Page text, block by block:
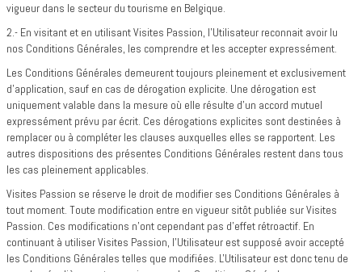
vigueur dans le secteur du tourisme en Belgique.
2.- En visitant et en utilisant Visites Passion, l’Utilisateur reconnait avoir lu
nos Conditions Générales, les comprendre et les accepter expressément.
Les Conditions Générales demeurent toujours pleinement et exclusivement
d’application, sauf en cas de dérogation explicite. Une dérogation est
uniquement valable dans la mesure où elle résulte d’un accord mutuel
expressément prévu par écrit. Ces dérogations explicites sont destinées à
remplacer ou à compléter les clauses auxquelles elles se rapportent. Les
autres dispositions des présentes Conditions Générales restent dans tous
les cas pleinement applicables.
Visites Passion se réserve le droit de modifier ses Conditions Générales à
tout moment. Toute modification entre en vigueur sitôt publiée sur Visites
Passion. Ces modifications n'ont cependant pas d'effet rétroactif. En
continuant à utiliser Visites Passion, l'Utilisateur est supposé avoir accepté
les Conditions Générales telles que modifiées. L'Utilisateur est donc tenu de